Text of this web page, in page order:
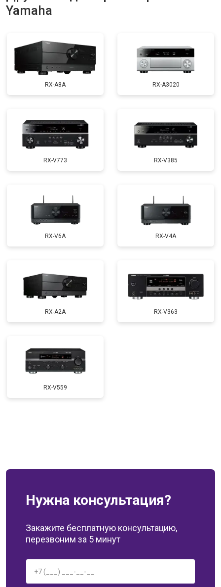
Yamaha
RX-A8A RX-A3020
RX-V773 RX-V385
RX-V6A RX-V4A
RX-A2A RX-V363
RX-V559
Нужна консультация?
Закажите бесплатную консультацию,
перезвоним за 5 минут